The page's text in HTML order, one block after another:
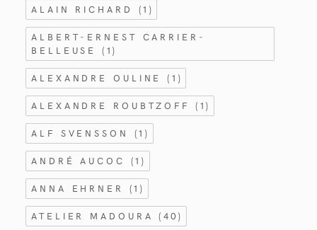
ALAIN RICHARD (1)
ALBERT-ERNEST CARRIER-
BELLEUSE(1)
ALEXANDRE OULINE(1)
ALEXANDRE ROUBTZOFF(1)
ALF SVENSSON (1)
ANDRÉ AUCOC (1)
ANNA EHRNER (1)
ATELIER MADOURA(40)